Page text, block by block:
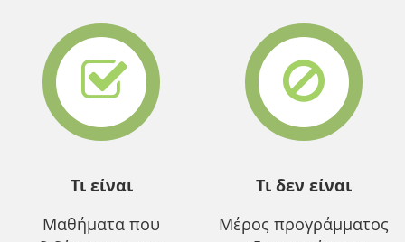
Τι είναι
Μαθήματα που
Τι δεν είναι
Μέρος προγράμματος